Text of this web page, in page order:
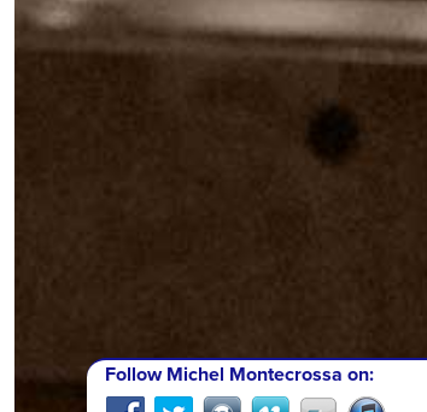
Follow Michel Montecrossa on: